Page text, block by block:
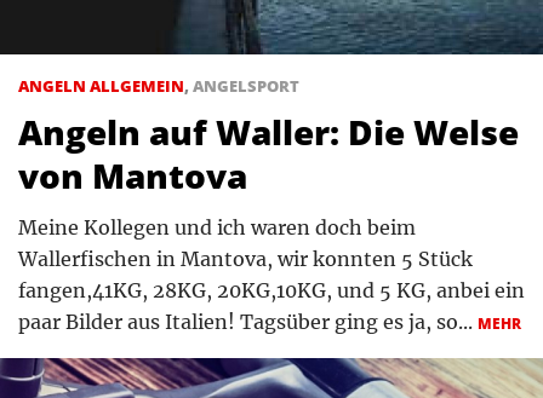
ANGELN ALLGEMEIN, ANGELSPORT
Angeln auf Waller: Die Welse
von Mantova
Meine Kollegen und ich waren doch beim
Wallerfischen in Mantova, wir konnten 5 Stück
fangen,41KG, 28KG, 20KG,10KG, und 5 KG, anbei ein
paar Bilder aus Italien! Tagsüber ging es ja, so... MEHR